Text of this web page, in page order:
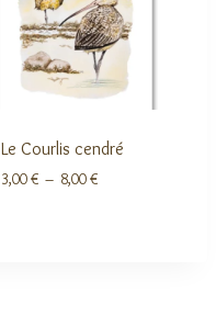
Le Courlis cendré
3,00€ – 8,00€Plage